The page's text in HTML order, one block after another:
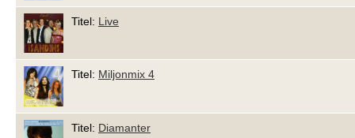
Titel: Live
Titel: Miljonmix 4
Titel: Diamanter